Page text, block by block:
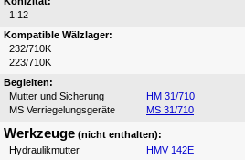
1:12
Kompatible Wälzlager:
232/710K
223/710K
Begleiten:
Mutter und Sicherung
HM 31/710
MS Verriegelungsgeräte
MS 31/710
Werkzeuge (nicht enthalten):
Hydraulikmutter
HMV 142E